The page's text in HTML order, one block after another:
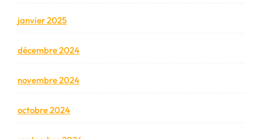
janvier 2025
décembre 2024
novembre 2024
octobre 2024